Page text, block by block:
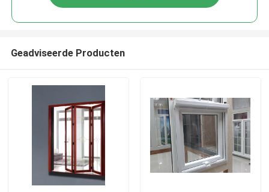
Geadviseerde Producten